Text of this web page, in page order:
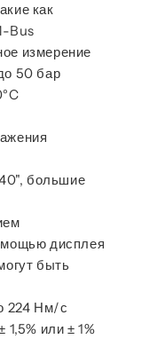
как
Bus
измерение
50 бар
большие
дисплея
быть
224 Нм/с
или ± 1%